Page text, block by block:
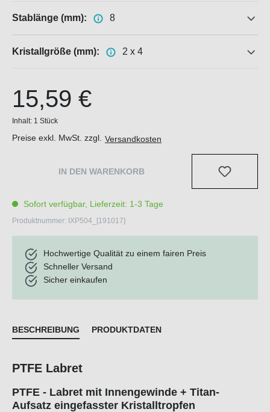
Stablänge (mm): 8
Kristallgröße (mm): 2 x 4
15,59 €
Inhalt: 1 Stück
Preise exkl. MwSt. zzgl. Versandkosten
IN DEN WARENKORB
Sofort verfügbar, Lieferzeit: 1-3 Tage
Produktnummer: IXP504_[191017]
Hochwertige Qualität zu einem fairen Preis
Schneller Versand
Sicher einkaufen
BESCHREIBUNG PRODUKTDATEN
PTFE Labret
PTFE - Labret mit Innengewinde + Titan-
Aufsatz eingefasster Kristalltropfen